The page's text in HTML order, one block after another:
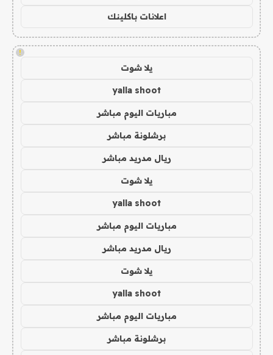
اعلانات باكلينك
!
يلا شوت
yalla shoot
مباريات اليوم مباشر
برشلونة مباشر
ريال مدريد مباشر
يلا شوت
yalla shoot
مباريات اليوم مباشر
ريال مدريد مباشر
يلا شوت
yalla shoot
مباريات اليوم مباشر
برشلونة مباشر